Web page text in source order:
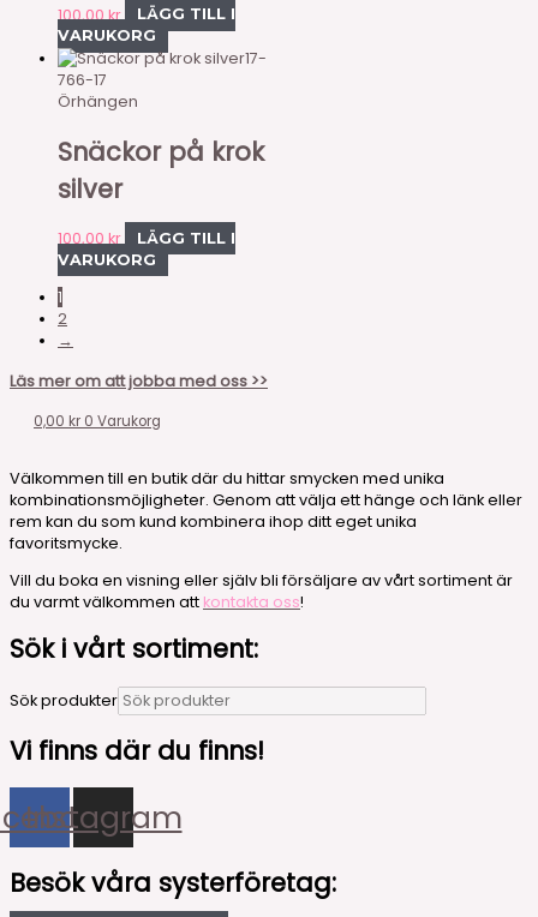
100,00kr
LÄGG TILL I
VARUKORG
17-
766-17
Örhängen
Snäckor på krok
silver
100,00 kr
LÄGG TILL I
VARUKORG
1
2
→
Läs mer om att jobba med oss >>
0,00 kr 0 Varukorg
Välkommen till en butik där du hittar smycken med unika
kombinationsmöjligheter. Genom att välja ett hänge och länk eller
rem kan du som kund kombinera ihop ditt eget unika
favoritsmycke.
Vill du boka en visning eller själv bli försäljare av vårt sortiment är
du varmt välkommen att kontakta oss!
Sök i vårt sortiment:
Sök produkter
Vi finns där du finns!
Instagram
Besök våra systerföretag: